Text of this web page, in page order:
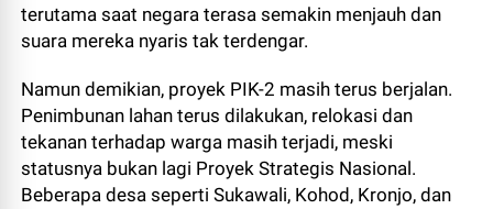
terutama saat negara terasa semakin menjauh dan
suara mereka nyaris tak terdengar.
Namun demikian, proyek PIK-2 masih terus berjalan.
Penimbunan lahan terus dilakukan, relokasi dan
tekanan terhadap warga masih terjadi, meski
statusnya bukan lagi Proyek Strategis Nasional.
Beberapa desa seperti Sukawali, Kohod, Kronjo, dan